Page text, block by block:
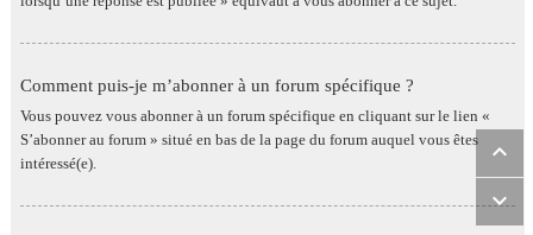
Comment puis-je m’abonner à un forum spécifique ?
Vous pouvez vous abonner à un forum spécifique en cliquant sur le lien «
S’abonner au forum » situé en bas de la page du forum auquel vous êtes
intéressé(e).